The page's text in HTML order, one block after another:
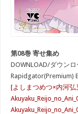
第08巻 寄せ集め
DOWNLOAD/ダウン
Rapidgator(Premium)
[よしまつめつ×内河